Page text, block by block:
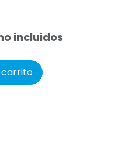
incluidos
carrito